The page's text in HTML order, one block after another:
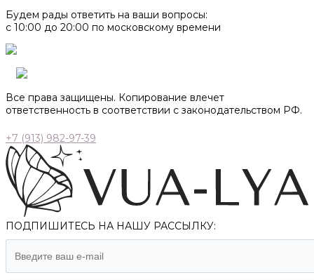
Будем рады ответить на ваши вопросы:
с 10:00 до 20:00 по московскому времени
Все права защищены. Копирование влечет
ответственность в соответствии с законодательством РФ.
+7 (913) 982-97-39
ПОДПИШИТЕСЬ НА НАШУ РАССЫЛКУ: